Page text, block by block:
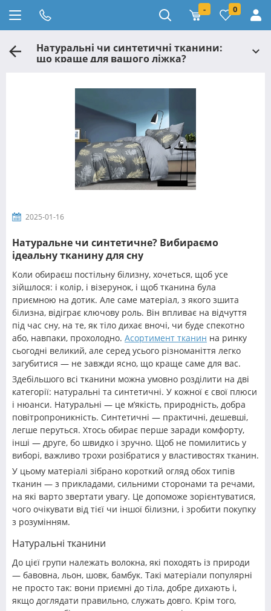
- 0
Натуральні чи синтетичні тканини:
що краще для вашого ліжка?
2025-01-16
Натуральне чи синтетичне? Вибираємо
ідеальну тканину для сну
Коли обираєш постільну білизну, хочеться, щоб усе
зійшлося: і колір, і візерунок, і щоб тканина була
приємною на дотик. Але саме матеріал, з якого зшита
білизна, відіграє ключову роль. Він впливає на відчуття
під час сну, на те, як тіло дихає вночі, чи буде спекотно
або, навпаки, прохолодно. Асортимент тканин на ринку
сьогодні великий, але серед усього різноманіття легко
загубитися — не завжди ясно, що краще саме для вас.
Здебільшого всі тканини можна умовно розділити на дві
категорії: натуральні та синтетичні. У кожної є свої плюси
і нюанси. Натуральні — це м’якість, природність, добра
повітропроникність. Синтетичні — практичні, дешевші,
легше перуться. Хтось обирає перше заради комфорту,
інші — друге, бо швидко і зручно. Щоб не помилитись у
виборі, важливо трохи розібратися у властивостях тканин.
У цьому матеріалі зібрано короткий огляд обох типів
тканин — з прикладами, сильними сторонами та речами,
на які варто звертати увагу. Це допоможе зорієнтуватися,
чого очікувати від тієї чи іншої білизни, і зробити покупку
з розумінням.
Натуральні тканини
До цієї групи належать волокна, які походять із природи
— бавовна, льон, шовк, бамбук. Такі матеріали популярні
не просто так: вони приємні до тіла, добре дихають і,
якщо доглядати правильно, служать довго. Крім того,